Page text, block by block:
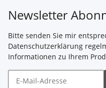
Newsletter
Bitte senden Sie mir
Datenschutzerklärung
Informationen zu Ihrem